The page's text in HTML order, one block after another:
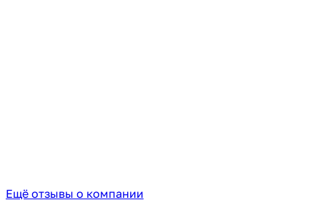
Ещё отзывы о компании